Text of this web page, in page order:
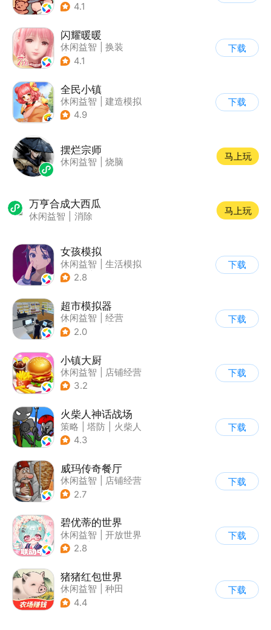
4.1
闪耀暖暖
休闲益智
换装
| 美少女
4.1
下载
全民小镇
休闲益智
建造模拟
| 卡通
4.9
下载
摆烂宗师
休闲益智 烧脑
马上玩
万亨合成大西瓜
休闲益智 消除
马上玩
女孩模拟
休闲益智
生活模拟
| 校园
2.8
下载
超市模拟器
休闲益智
经营
| 文字游戏
2.0
下载
小镇大厨
休闲益智
店铺经营
| 美食
3.2
下载
火柴人神话战场
策略 塔防
火柴人
| 休闲益智
4.3
下载
威玛传奇餐厅
休闲益智
店铺经营
| 美食
2.7
下载
碧优蒂的世界
休闲益智
开放世界
| Q版
2.8
下载
猪猪红包世界
休闲益智
种田
| 田园生活
4.4
下载